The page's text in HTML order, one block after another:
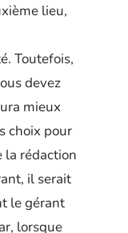
lieu,
Toutefois,
devez
mieux
choix pour
la rédaction
il serait
le gérant
lorsque